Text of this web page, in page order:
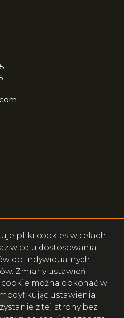
Facebook
Facebook
pliki cookies w celach
w celu dostosowania
do indywidualnych
Zmiany ustawień
można dokonać w
ustawienia
z tej strony bez